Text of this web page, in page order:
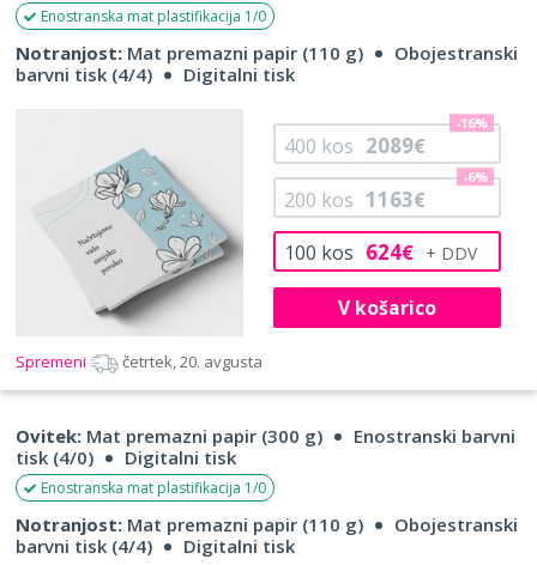
Enostranska mat plastifikacija 1/0
Notranjost: Mat premazni papir (110 g)
Obojestranski
barvni tisk (4/4)
Digitalni tisk
100 kos 624€
200 kos 1163€
-6%
400 kos 2089€
-16%
V košarico
Spremeni četrtek, 20. avgusta
Ovitek: Mat premazni papir (300 g)
Enostranski barvni
tisk (4/0)
Digitalni tisk
Enostranska mat plastifikacija 1/0
Notranjost: Mat premazni papir (110 g)
Obojestranski
barvni tisk (4/4)
Digitalni tisk